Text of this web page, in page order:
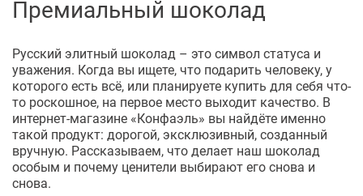
Премиальный шоколад
Русский элитный шоколад – это символ статуса и
уважения. Когда вы ищете, что подарить человеку, у
которого есть всё, или планируете купить для себя что-
то роскошное, на первое место выходит качество. В
интернет-магазине «Конфаэль» вы найдёте именно
такой продукт: дорогой, эксклюзивный, созданный
вручную. Рассказываем, что делает наш шоколад
особым и почему ценители выбирают его снова и
снова.